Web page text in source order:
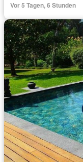
Vor 5 Tagen, 6 Stunden